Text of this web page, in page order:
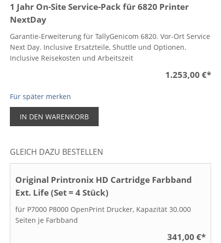
1 Jahr On-Site Service-Pack für 6820 Printer
NextDay
Garantie-Erweiterung für TallyGenicom 6820. Vor-Ort Service
Next Day. Inclusive Ersatzteile, Shuttle und Optionen.
Inclusive Reisekosten und Arbeitszeit
1.253,00 €*
Für später merken
IN DEN WARENKORB
GLEICH DAZU BESTELLEN
Original Printronix HD Cartridge Farbband
Ext. Life (Set = 4 Stück)
für P7000 P8000 OpenPrint Drucker, Kapazität 30.000
Seiten je Farbband
341,00 €*